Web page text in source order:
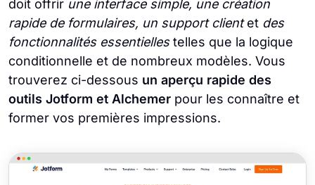
doit offrir une interface simple, une création
rapide de formulaires, un support clientet des
fonctionnalités essentiellestelles que la logique
conditionnelle et de nombreux modèles. Vous
trouverez ci-dessous un aperçu rapide des
outils Jotform et Alchemer pour les connaître et
former vos premières impressions.